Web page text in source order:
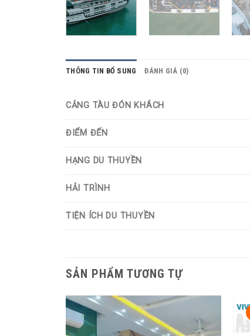
THÔNG TIN BỔ SUNG ĐÁNH GIÁ (0)
CẢNG TÀU ĐÓN KHÁCH
ĐIỂM ĐẾN
HẠNG DU THUYỀN
HẢI TRÌNH
TIỆN ÍCH DU THUYỀN
SẢN PHẨM TƯƠNG TỰ